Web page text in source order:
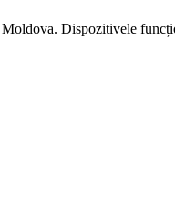
Dispozitivele